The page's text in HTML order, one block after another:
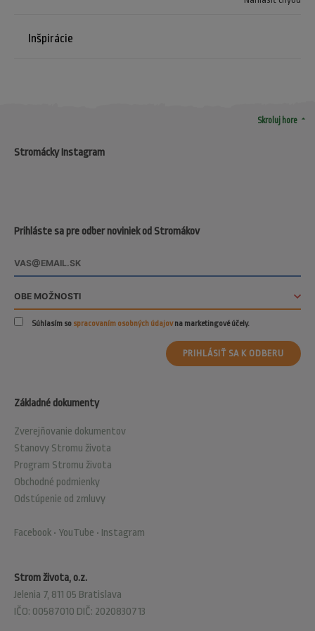
Inšpirácie
Skroluj hore arrow_drop_up
Strom života, o.z.
Jelenia 7, 811 05 Bratislava
IČO: 00587010 DIČ: 2020830713
Základné dokumenty
Zverejňovanie dokumentov
Stanovy Stromu života
Program Stromu života
Obchodné podmienky
Odstúpenie od zmluvy
Facebook • YouTube • Instagram
Prihláste sa pre odber noviniek od Stromákov
Súhlasím so spracovaním osobných údajovna marketingové účely.
PRIHLÁSIŤ SA K ODBERU
Stromácky Instagram